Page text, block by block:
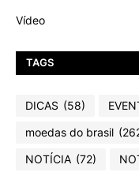
Vídeo
TAGS
DICAS (58)
moedas do brasil
NOTÍCIA (72)